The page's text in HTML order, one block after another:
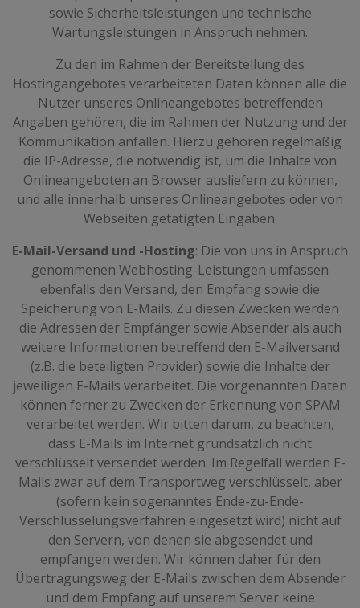
sowie Sicherheitsleistungen und technische
Wartungsleistungen in Anspruch nehmen.
Zu den im Rahmen der Bereitstellung des
Hostingangebotes verarbeiteten Daten können alle die
Nutzer unseres Onlineangebotes betreffenden
Angaben gehören, die im Rahmen der Nutzung und der
Kommunikation anfallen. Hierzu gehören regelmäßig
die IP-Adresse, die notwendig ist, um die Inhalte von
Onlineangeboten an Browser ausliefern zu können,
und alle innerhalb unseres Onlineangebotes oder von
Webseiten getätigten Eingaben.
E-Mail-Versand und -Hosting: Die von uns in Anspruch
genommenen Webhosting-Leistungen umfassen
ebenfalls den Versand, den Empfang sowie die
Speicherung von E-Mails. Zu diesen Zwecken werden
die Adressen der Empfänger sowie Absender als auch
weitere Informationen betreffend den E-Mailversand
(z.B. die beteiligten Provider) sowie die Inhalte der
jeweiligen E-Mails verarbeitet. Die vorgenannten Daten
können ferner zu Zwecken der Erkennung von SPAM
verarbeitet werden. Wir bitten darum, zu beachten,
dass E-Mails im Internet grundsätzlich nicht
verschlüsselt versendet werden. Im Regelfall werden E-
Mails zwar auf dem Transportweg verschlüsselt, aber
(sofern kein sogenanntes Ende-zu-Ende-
Verschlüsselungsverfahren eingesetzt wird) nicht auf
den Servern, von denen sie abgesendet und
empfangen werden. Wir können daher für den
Übertragungsweg der E-Mails zwischen dem Absender
und dem Empfang auf unserem Server keine